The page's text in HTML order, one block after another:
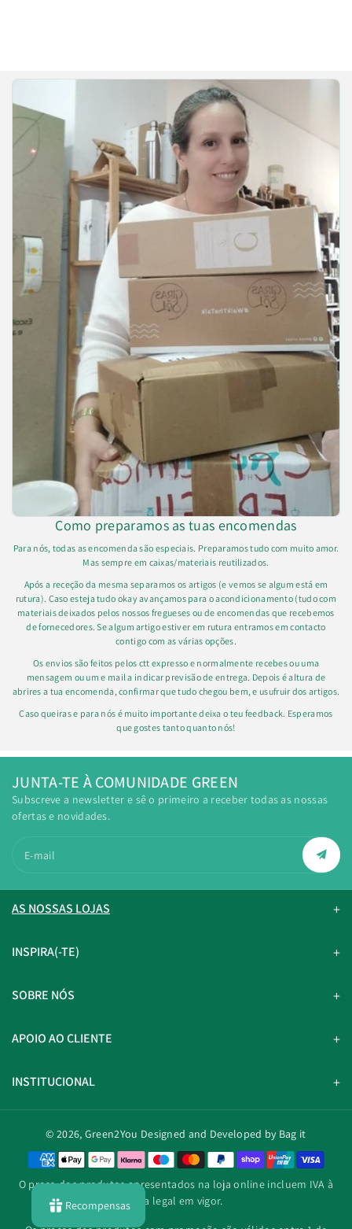
Como preparamos as tuas encomendas
Para nós, todas as encomenda são especiais. Preparamos tudo com muito amor.
Mas sempre em caixas/materiais reutilizados.
Após a receção da mesma separamos os artigos (e vemos se algum está em
rutura). Caso esteja tudo okay avançamos para o acondicionamento (tudo com
materiais deixados pelos nossos fregueses ou de encomendas que recebemos
de fornecedores. Se algum artigo estiver em rutura entramos em contacto
contigo com as várias opções.
Os envios são feitos pelos ctt expresso e normalmente recebes ou uma
mensagem ou um e mail a indicar previsão de entrega. Depois é altura de
abrires a tua encomenda, confirmar que tudo chegou bem, e usufruir dos artigos.
Caso queiras e para nós é muito importante deixa o teu feedback. Esperamos
que gostes tanto quanto nós!
JUNTA-TE À COMUNIDADE GREEN
Subscreve a newsletter e sê o primeiro a receber todas as nossas
ofertas e novidades.
E-mail
AS NOSSAS LOJAS
INSPIRA(-TE)
SOBRE NÓS
APOIO AO CLIENTE
INSTITUCIONAL
© 2026, Green2You Designed and Developed by Bag it
M
t
o
O preço dos produtos apresentados na loja online incluem IVA à
taxa legal em vigor.
Recompensas